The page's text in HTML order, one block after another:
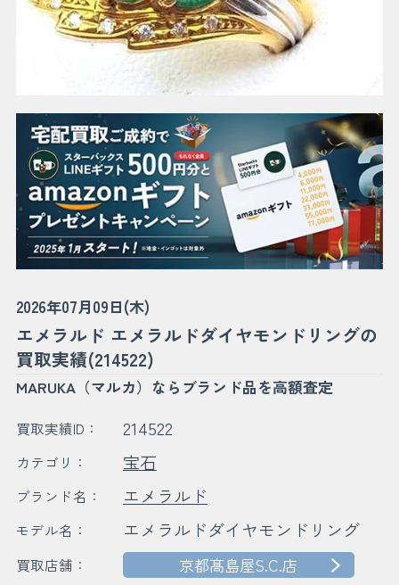
2026年07月09日(木)
エメラルド エメラルドダイヤモンドリングの
買取実績(214522)
MARUKA（マルカ）ならブランド品を高額査定
買取実績ID： 214522
カテゴリ： 宝石
ブランド名： エメラルド
モデル名： エメラルドダイヤモンドリング
買取店舗： 京都髙島屋S.C.店